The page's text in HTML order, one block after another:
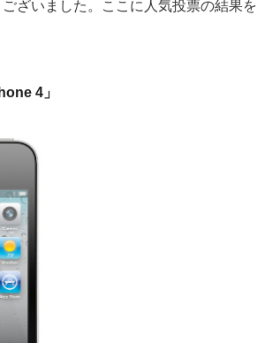
ざいました。ここに人気投票の結果を
4」